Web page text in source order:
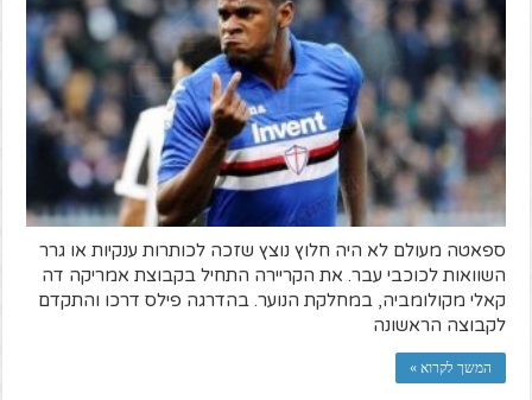
ספאטה מעולם לא היה חלוץ נוצץ שזכה לכותרות ענקיות או גרר
השוואות לכוכבי עבר. את הקריירה התחיל בקבוצת אמריקה דה
קאלי מקולומביה, במחלקת הנוער. בהדרגה פילס דרכו והתקדם
לקבוצה הראשונה
המשך לקרוא »